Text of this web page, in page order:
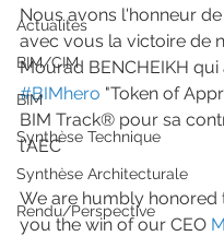
Actualités
BIM/CIM
BIM
Synthèse Technique
Synthèse Architecturale
Rendu/Perspective
Nous avons l'honneur
avec vous la victoire de
Mourad BENCHEIKH qui
#BIMhero "Token of
BIM Track® pour sa
l'AEC
We are humbly honored
you the win of our CEO